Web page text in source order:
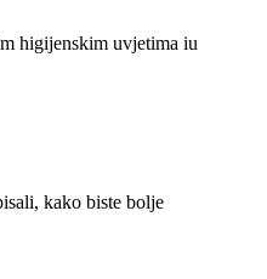
higijenskim uvjetima iu
kako biste bolje